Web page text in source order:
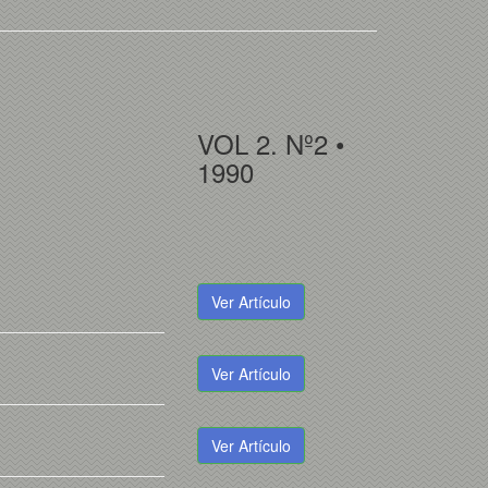
VOL 2. Nº2 •
1990
Ver Artículo
Ver Artículo
Ver Artículo